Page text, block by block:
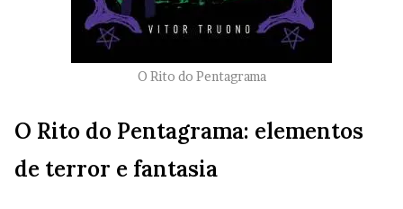
O Rito do Pentagrama
O Rito do Pentagrama: elementos
de terror e fantasia